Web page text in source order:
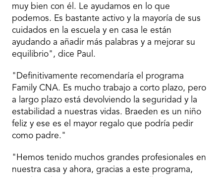
muy bien con él. Le ayudamos en lo que
podemos. Es bastante activo y la mayoría de sus
cuidados en la escuela y en casa le están
ayudando a añadir más palabras y a mejorar su
equilibrio", dice Paul.
"Definitivamente recomendaría el programa
Family CNA. Es mucho trabajo a corto plazo, pero
a largo plazo está devolviendo la seguridad y la
estabilidad a nuestras vidas. Braeden es un niño
feliz y ese es el mayor regalo que podría pedir
como padre."
"Hemos tenido muchos grandes profesionales en
nuestra casa y ahora, gracias a este programa,